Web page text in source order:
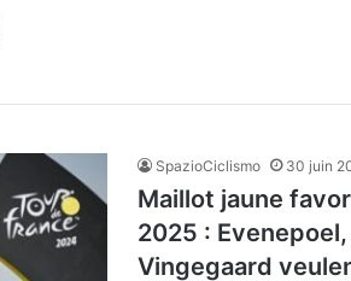
SpazioCiclismo 30 juin
Maillot jaune
2025 :
Vingegaard